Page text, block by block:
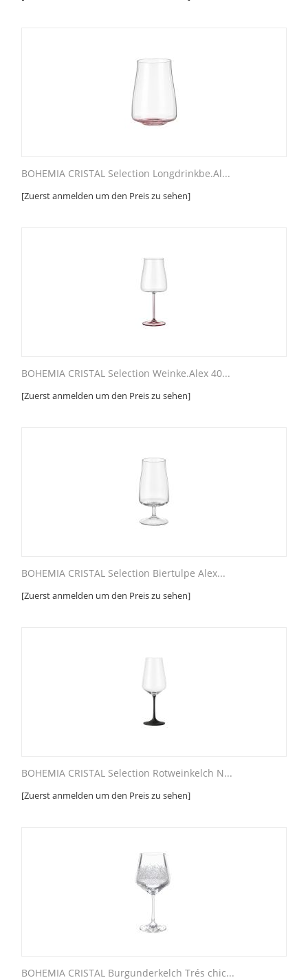
BOHEMIA CRISTAL Selection Longdrinkbe.Al...
[Zuerst anmelden um den Preis zu sehen]
BOHEMIA CRISTAL Selection Weinke.Alex 40...
[Zuerst anmelden um den Preis zu sehen]
BOHEMIA CRISTAL Selection Biertulpe Alex...
[Zuerst anmelden um den Preis zu sehen]
BOHEMIA CRISTAL Selection Rotweinkelch N...
[Zuerst anmelden um den Preis zu sehen]
BOHEMIA CRISTAL Burgunderkelch Trés chic...